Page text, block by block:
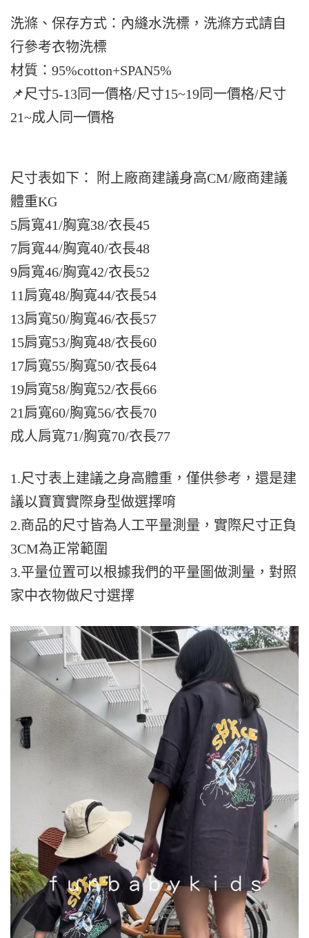
洗滌、保存方式：內縫水洗標，洗滌方式請自
行參考衣物洗標
材質：95%cotton+SPAN5%
📌尺寸5-13同一價格/尺寸15~19同一價格/尺寸
21~成人同一價格
尺寸表如下： 附上廠商建議身高CM/廠商建議
體重KG
5肩寬41/胸寬38/衣長45
7肩寬44/胸寬40/衣長48
9肩寬46/胸寬42/衣長52
11肩寬48/胸寬44/衣長54
13肩寬50/胸寬46/衣長57
15肩寬53/胸寬48/衣長60
17肩寬55/胸寬50/衣長64
19肩寬58/胸寬52/衣長66
21肩寬60/胸寬56/衣長70
成人肩寬71/胸寬70/衣長77
1.尺寸表上建議之身高體重，僅供參考，還是建
議以寶寶實際身型做選擇唷
2.商品的尺寸皆為人工平量測量，實際尺寸正負
3CM為正常範圍
3.平量位置可以根據我們的平量圖做測量，對照
家中衣物做尺寸選擇